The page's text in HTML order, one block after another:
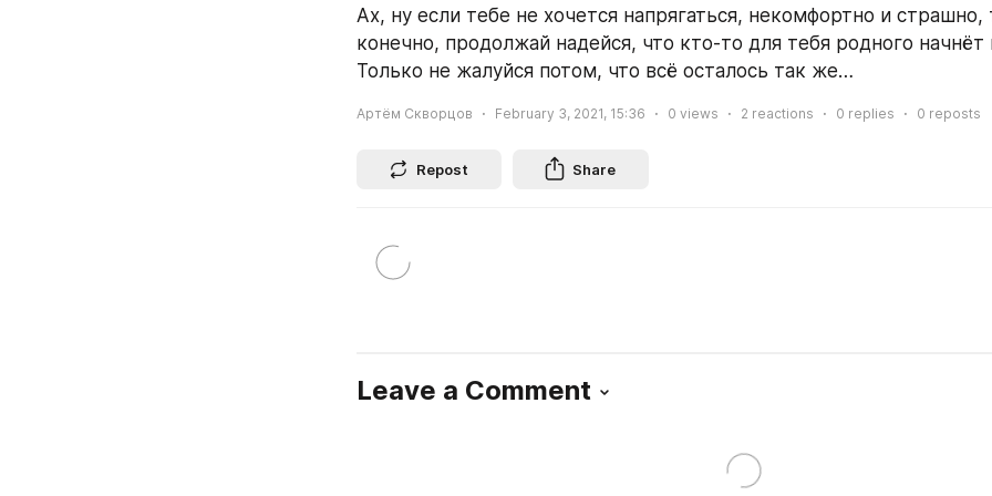
Ах, ну если тебе не хочется напрягаться, некомфортно и страшно,
конечно, продолжай надейся, что кто-то для тебя родного начнёт
Только не жалуйся потом, что всё осталось так же…
Артём Скворцов February 3, 2021, 15:36 0 views 2 reactions 0 replies 0 reposts
Repost Share
Leave a Comment